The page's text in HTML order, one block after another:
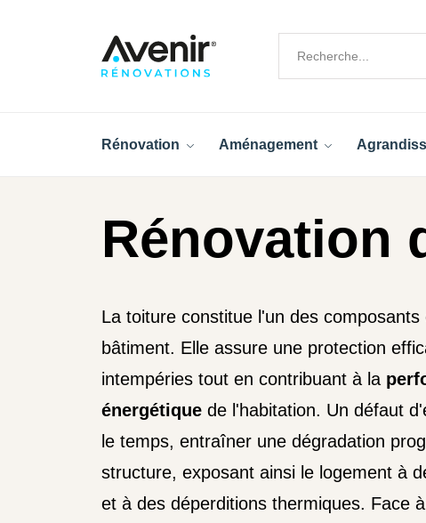
Rénovation Aménagement
Rénovation
La toiture constitue l'un des composants
bâtiment. Elle assure une protection
intempéries tout en contribuant à la
énergétique de l'habitation. Un défaut
le temps, entraîner une dégradation
structure, exposant ainsi le logement à
et à des déperditions thermiques. Face